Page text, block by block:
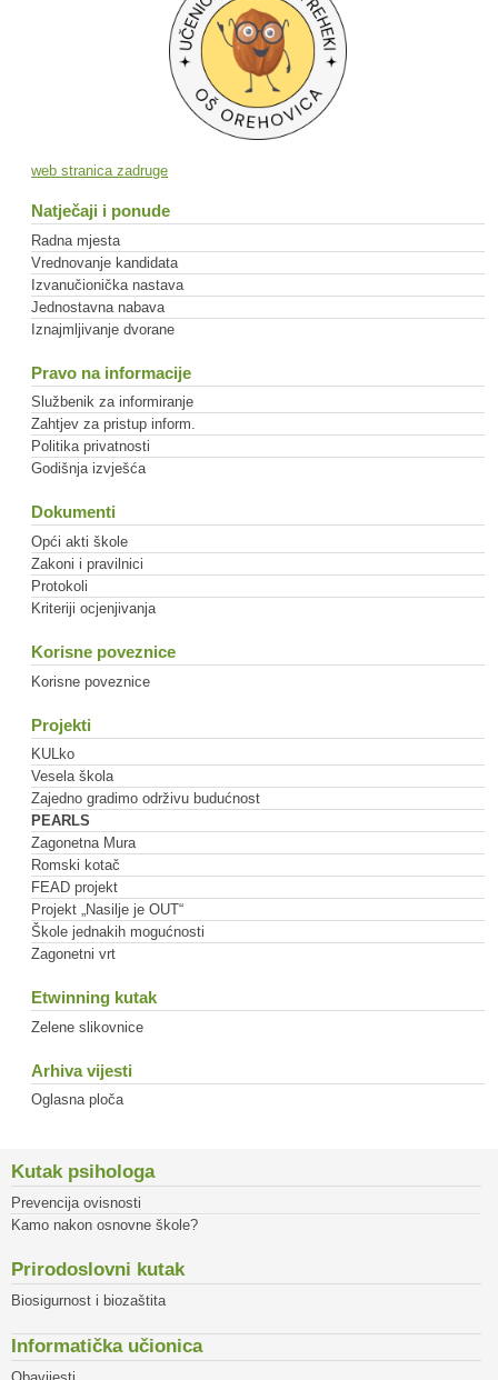
web stranica zadruge
Natječaji i ponude
Radna mjesta
Vrednovanje kandidata
Izvanučionička nastava
Jednostavna nabava
Iznajmljivanje dvorane
Pravo na informacije
Službenik za informiranje
Zahtjev za pristup inform.
Politika privatnosti
Godišnja izvješća
Dokumenti
Opći akti škole
Zakoni i pravilnici
Protokoli
Kriteriji ocjenjivanja
Korisne poveznice
Korisne poveznice
Projekti
KULko
Vesela škola
Zajedno gradimo održivu budućnost
PEARLS
Zagonetna Mura
Romski kotač
FEAD projekt
Projekt „Nasilje je OUT“
Škole jednakih mogućnosti
Zagonetni vrt
Etwinning kutak
Zelene slikovnice
Arhiva vijesti
Oglasna ploča
Kutak psihologa
Prevencija ovisnosti
Kamo nakon osnovne škole?
Prirodoslovni kutak
Biosigurnost i biozaštita
Informatička učionica